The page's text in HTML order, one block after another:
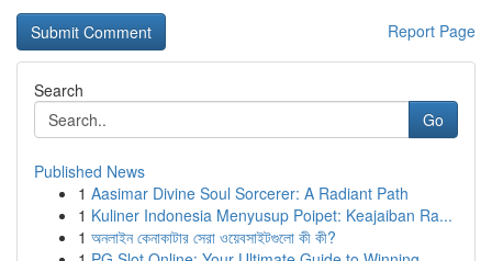
Report Page
Search
Go
Published News
1 Aasimar Divine Soul Sorcerer: A Radiant Path
1 Kuliner Indonesia Menyusup Poipet: Keajaiban Ra...
1 অনলাইন কেনাকাটার সেরা ওয়েবসাইটগুলো কী কী?